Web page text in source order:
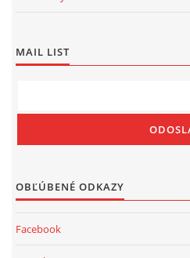
MAIL LIST
OBĽÚBENÉ ODKAZY
Facebook